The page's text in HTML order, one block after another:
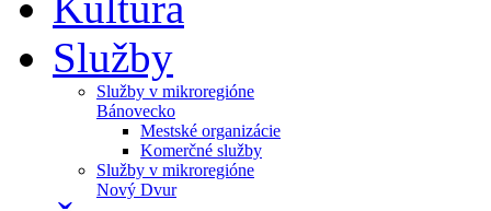
Služby
Služby v mikroregióne
Bánovecko
Mestské organizácie
Komerčné služby
Služby v mikroregióne
Nový Dvur